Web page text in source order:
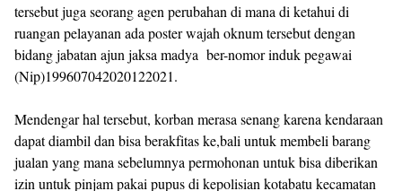
tersebut juga seorang agen perubahan di mana di ketahui di
ruangan pelayanan ada poster wajah oknum tersebut dengan
bidang jabatan ajun jaksa madya ber-nomor induk pegawai
(Nip)199607042020122021.
Mendengar hal tersebut, korban merasa senang karena kendaraan
dapat diambil dan bisa berakfitas ke,bali untuk membeli barang
jualan yang mana sebelumnya permohonan untuk bisa diberikan
izin untuk pinjam pakai pupus di kepolisian kotabatu kecamatan